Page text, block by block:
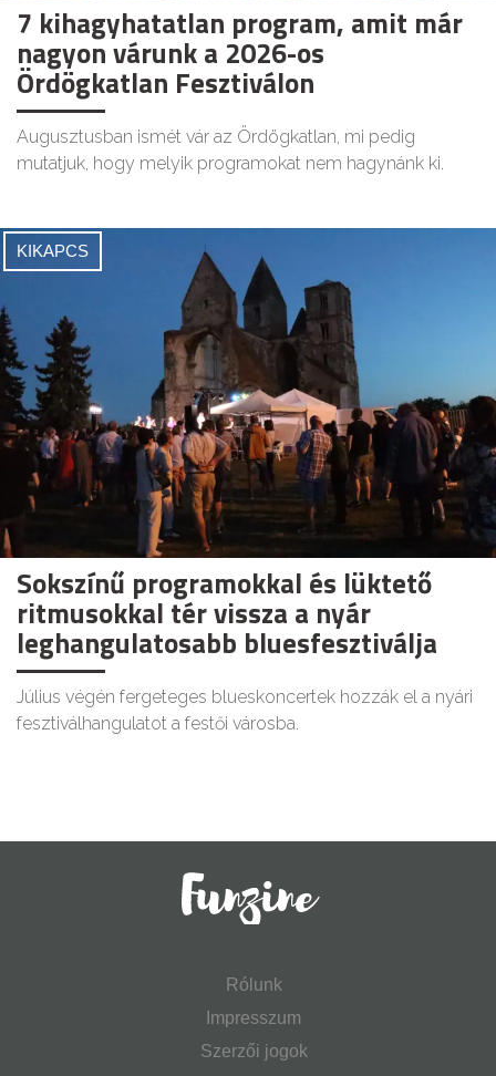
7 kihagyhatatlan program, amit már
nagyon várunk a 2026-os
Ördögkatlan Fesztiválon
Augusztusban ismét vár az Ördögkatlan, mi pedig
mutatjuk, hogy melyik programokat nem hagynánk ki.
KIKAPCS
Sokszínű programokkal és lüktető
ritmusokkal tér vissza a nyár
leghangulatosabb bluesfesztiválja
Július végén fergeteges blueskoncertek hozzák el a nyári
fesztiválhangulatot a festői városba.
Rólunk
Impresszum
Szerzői jogok